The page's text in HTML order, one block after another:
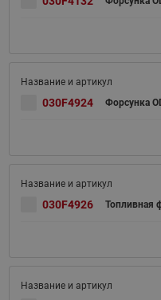
030F4924 Форсунка
030F4926 Топливная